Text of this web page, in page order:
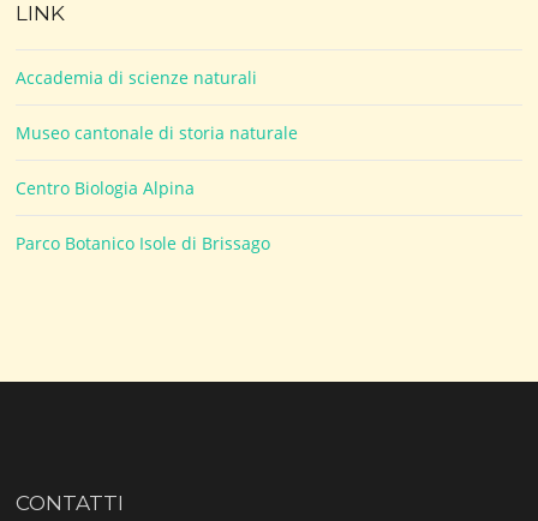
LINK
Accademia di scienze naturali
Museo cantonale di storia naturale
Centro Biologia Alpina
Parco Botanico Isole di Brissago
CONTATTI